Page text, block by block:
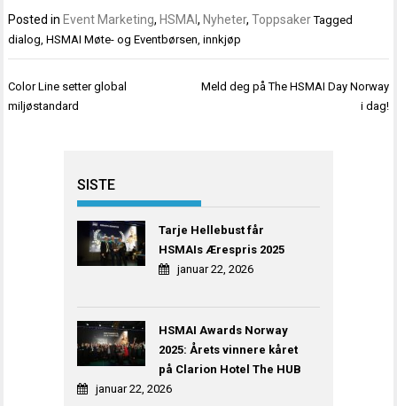
Posted in Event Marketing, HSMAI, Nyheter,Toppsaker Tagged
dialog,HSMAI Møte- og Eventbørsen,innkjøp
Innleggsnavigasjon
Color Line setter global
miljøstandard
Meld deg på The HSMAI Day Norway
i dag!
SISTE
Tarje Hellebust får
HSMAIs Ærespris 2025
januar 22, 2026
HSMAI Awards Norway
2025: Årets vinnere kåret
på Clarion Hotel The HUB
januar 22, 2026